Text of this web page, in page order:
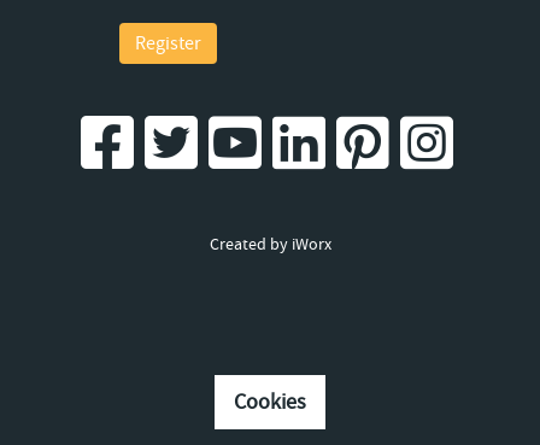
Register
Created by iWorx
Cookies